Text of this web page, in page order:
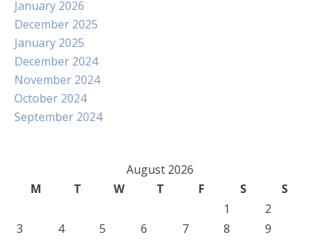
January 2026
December 2025
January 2025
December 2024
November 2024
October 2024
September 2024
August 2026
M
T W T F S
S
1
2
3
4 5 6 7 8
9